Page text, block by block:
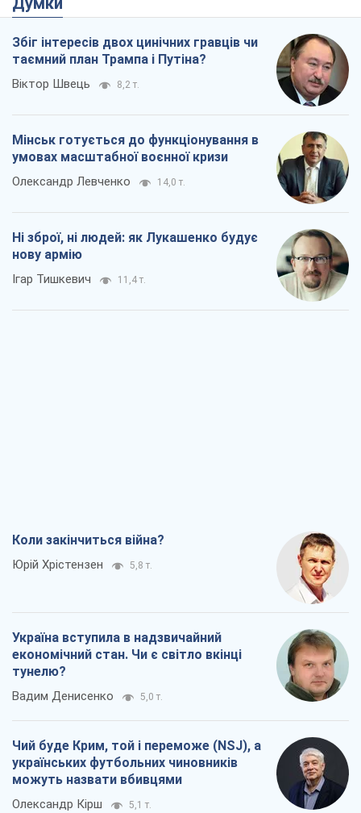
Збіг інтересів двох цинічних гравців чи
таємний план Трампа і Путіна?
Віктор Швець 8,2 т.
Мінськ готується до функціонування в
умовах масштабної воєнної кризи
Олександр Левченко 14,0 т.
Ні зброї, ні людей: як Лукашенко будує
нову армію
Ігар Тишкевич 11,4 т.
Коли закінчиться війна?
Юрій Хрістензен 5,8 т.
Україна вступила в надзвичайний
економічний стан. Чи є світло вкінці
тунелю?
Вадим Денисенко 5,0 т.
Чий буде Крим, той і переможе (NSJ), а
українських футбольних чиновників
можуть назвати вбивцями
Олександр Кірш 5,1 т.